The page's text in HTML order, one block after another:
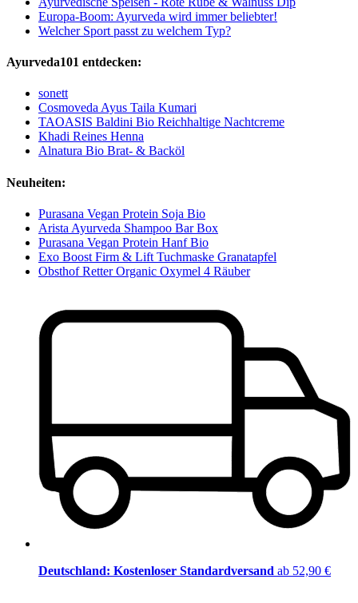
Europa-Boom: Ayurveda wird immer beliebter!
Welcher Sport passt zu welchem Typ?
Ayurveda101 entdecken:
sonett
Cosmoveda Ayus Taila Kumari
TAOASIS Baldini Bio Reichhaltige Nachtcreme
Khadi Reines Henna
Alnatura Bio Brat- & Backöl
Neuheiten:
Purasana Vegan Protein Soja Bio
Arista Ayurveda Shampoo Bar Box
Purasana Vegan Protein Hanf Bio
Exo Boost Firm & Lift Tuchmaske Granatapfel
Obsthof Retter Organic Oxymel 4 Räuber
Deutschland: Kostenloser Standardversand ab 52,90 €